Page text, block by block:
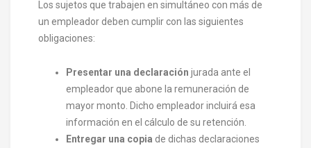
Los sujetos que trabajen en simultáneo con más de
un empleador deben cumplir con las siguientes
obligaciones:
Presentar una declaración jurada ante el
empleador que abone la remuneración de
mayor monto. Dicho empleador incluirá esa
información en el cálculo de su retención.
Entregar una copia de dichas declaraciones